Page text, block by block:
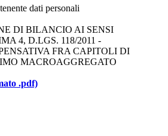
dati personali
DI BILANCIO AI SENSI
4, D.LGS. 118/2011 -
FRA CAPITOLI DI
MACROAGGREGATO
.pdf)